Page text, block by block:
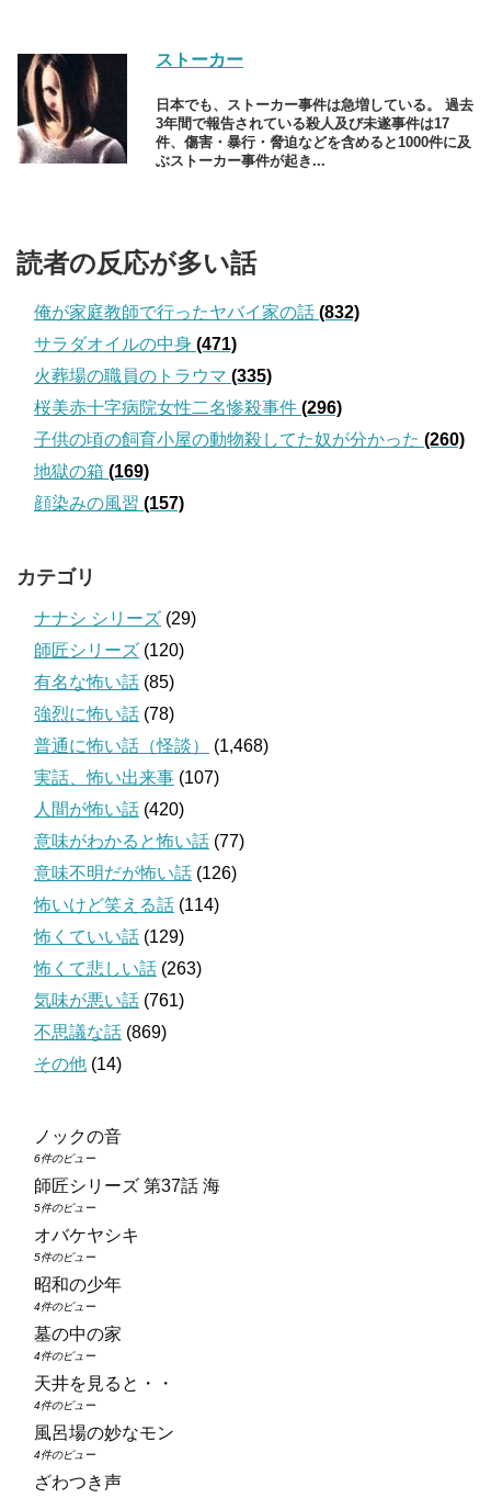
ストーカー
日本でも、ストーカー事件は急増している。 過去
3年間で報告されている殺人及び未遂事件は17
件、傷害・暴行・脅迫などを含めると1000件に及
ぶストーカー事件が起き...
読者の反応が多い話
俺が家庭教師で行ったヤバイ家の話 (832)
サラダオイルの中身 (471)
火葬場の職員のトラウマ (335)
桜美赤十字病院女性二名惨殺事件 (296)
子供の頃の飼育小屋の動物殺してた奴が分かった (260)
地獄の箱 (169)
顔染みの風習 (157)
カテゴリ
ナナシ シリーズ (29)
師匠シリーズ (120)
有名な怖い話 (85)
強烈に怖い話 (78)
普通に怖い話（怪談）
(1,468)
実話、怖い出来事 (107)
人間が怖い話 (420)
意味がわかると怖い話 (77)
意味不明だが怖い話 (126)
怖いけど笑える話 (114)
怖くていい話 (129)
怖くて悲しい話 (263)
気味が悪い話 (761)
不思議な話 (869)
その他 (14)
ノックの音
6件のビュー
師匠シリーズ 第37話 海
5件のビュー
オバケヤシキ
5件のビュー
昭和の少年
4件のビュー
墓の中の家
4件のビュー
天井を見ると・・
4件のビュー
風呂場の妙なモン
4件のビュー
ざわつき声